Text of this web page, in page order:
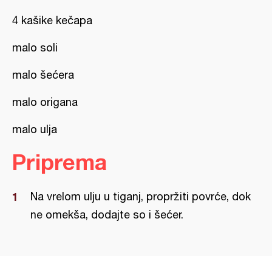
4 kašike kečapa
malo soli
malo šećera
malo origana
malo ulja
Priprema
Na vrelom ulju u tiganj, propržiti povrće, dok
ne omekša, dodajte so i šećer.